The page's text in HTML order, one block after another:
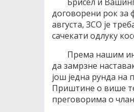
договорени рок за
августа, ЗСО је
сачекати одлуку
Према нашим
да замрзне
још једна рунда на
Приштине о више
преговорима о